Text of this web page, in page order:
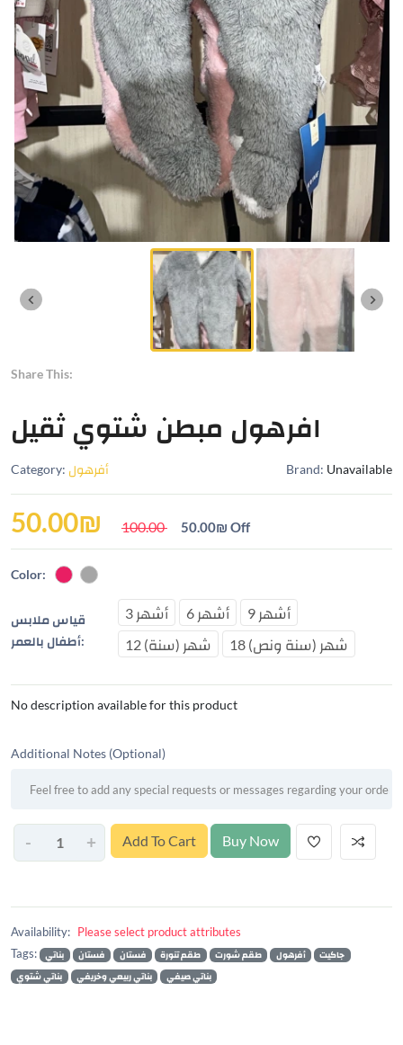
Share This:
افرهول مبطن شتوي ثقيل
Category: أفرهول Brand: Unavailable
50.00₪ 100.00 50.00₪ Off
Color:
قياس ملابس
أطفال بالعمر:
3 أشهر 6 أشهر
9 أشهر
12 شهر (سنة)
18 شهر (سنة ونص)
No description available for this product
Additional Notes (Optional)
- + Add To Cart Buy Now
Availability: Please select product attributes
Tags:
بناتي فستان فستان طقم تنورة طقم شورت أفرهول
جاكيت
بناتي شتوي
بناتي ربيعي وخريفي بناتي صيفي